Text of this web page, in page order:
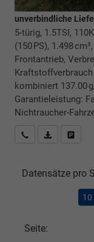
unverbindliche
5-türig, 1.5TSI,
(150 PS), 1.498
Frontantrieb,
kombiniert 137.00
Garantieleistung:
Nichtraucher-
RückrufbittePDF-Datei,
Datensätze pro
10
Seite: